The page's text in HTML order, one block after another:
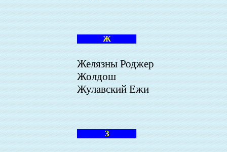
Ж
Желязны Роджер
Жолдош
Жулавский Ежи
З